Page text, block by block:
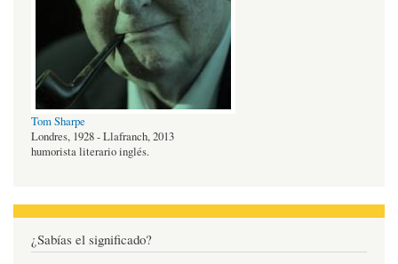
Tom Sharpe
Londres, 1928 - Llafranch, 2013
humorista literario inglés.
¿Sabías el significado?